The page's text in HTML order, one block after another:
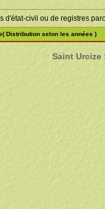
d'état-civil ou de registres
Distribution selon les années )
Saint